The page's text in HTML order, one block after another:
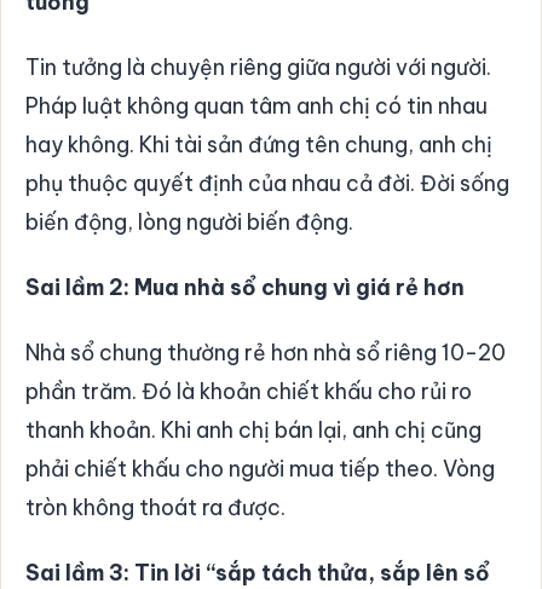
Tin tưởng là chuyện riêng giữa người với người.
Pháp luật không quan tâm anh chị có tin nhau
hay không. Khi tài sản đứng tên chung, anh chị
phụ thuộc quyết định của nhau cả đời. Đời sống
biến động, lòng người biến động.
Sai lầm 2: Mua nhà sổ chung vì giá rẻ hơn
Nhà sổ chung thường rẻ hơn nhà sổ riêng 10-20
phần trăm. Đó là khoản chiết khấu cho rủi ro
thanh khoản. Khi anh chị bán lại, anh chị cũng
phải chiết khấu cho người mua tiếp theo. Vòng
tròn không thoát ra được.
Sai lầm 3: Tin lời “sắp tách thửa, sắp lên sổ